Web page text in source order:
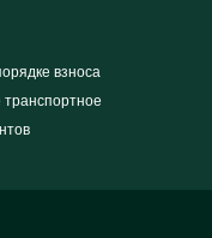
взноса
транспортное